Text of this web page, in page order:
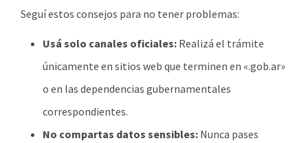
Seguí estos consejos para no tener problemas:
Usá solo canales oficiales: Realizá el trámite
únicamente en sitios web que terminen en «.gob.ar»
o en las dependencias gubernamentales
correspondientes.
No compartas datos sensibles: Nunca pases